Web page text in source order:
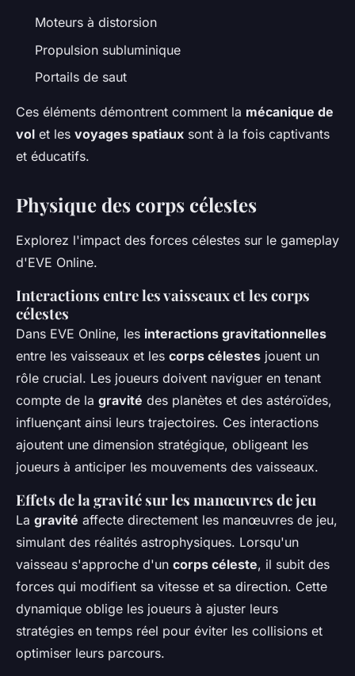
Moteurs à distorsion
Propulsion subluminique
Portails de saut
Ces éléments démontrent comment la mécanique de
vol et les voyages spatiaux sont à la fois captivants
et éducatifs.
Physique des corps célestes
Explorez l'impact des forces célestes sur le gameplay
d'EVE Online.
Interactions entre les vaisseaux et les corps
célestes
Dans EVE Online, les interactions gravitationnelles
entre les vaisseaux et les corps célestes jouent un
rôle crucial. Les joueurs doivent naviguer en tenant
compte de la gravité des planètes et des astéroïdes,
influençant ainsi leurs trajectoires. Ces interactions
ajoutent une dimension stratégique, obligeant les
joueurs à anticiper les mouvements des vaisseaux.
Effets de la gravité sur les manœuvres de jeu
La gravité affecte directement les manœuvres de jeu,
simulant des réalités astrophysiques. Lorsqu'un
vaisseau s'approche d'un corps céleste, il subit des
forces qui modifient sa vitesse et sa direction. Cette
dynamique oblige les joueurs à ajuster leurs
stratégies en temps réel pour éviter les collisions et
optimiser leurs parcours.